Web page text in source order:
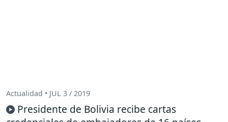
Actualidad • JUL 3 / 2019
Presidente de Bolivia recibe cartas